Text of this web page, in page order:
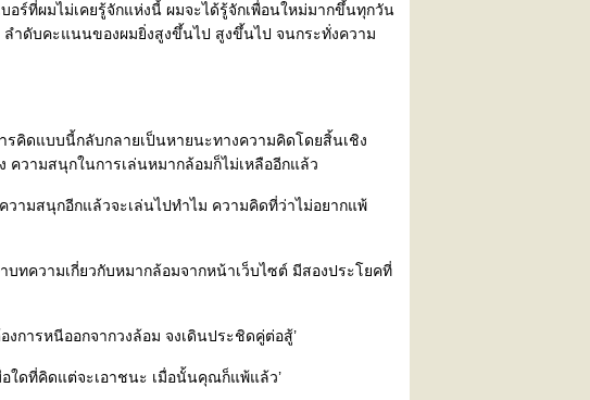
ร์ที่ผมไม่เคยรู้จักแห่งนี้ ผมจะได้รู้จักเพื่อนใหม่มากขึ้นทุกวัน
ำดับคะแนนของผมยิ่งสูงขึ้นไป สูงขึ้นไป จนกระทั่งความ
คิดแบบนี้กลับกลายเป็นหายนะทางความคิดโดยสิ้นเชิง
วามสนุกในการเล่นหมากล้อมก็ไม่เหลืออีกแล้ว
ามสนุกอีกแล้วจะเล่นไปทำไม ความคิดที่ว่าไม่อยากแพ้
บทความเกี่ยวกับหมากล้อมจากหน้าเว็บไซต์ มีสองประโยคที่
งการหนีออกจากวงล้อม จงเดินประชิดคู่ต่อสู้’
ใดที่คิดแต่จะเอาชนะ เมื่อนั้นคุณก็แพ้แล้ว’